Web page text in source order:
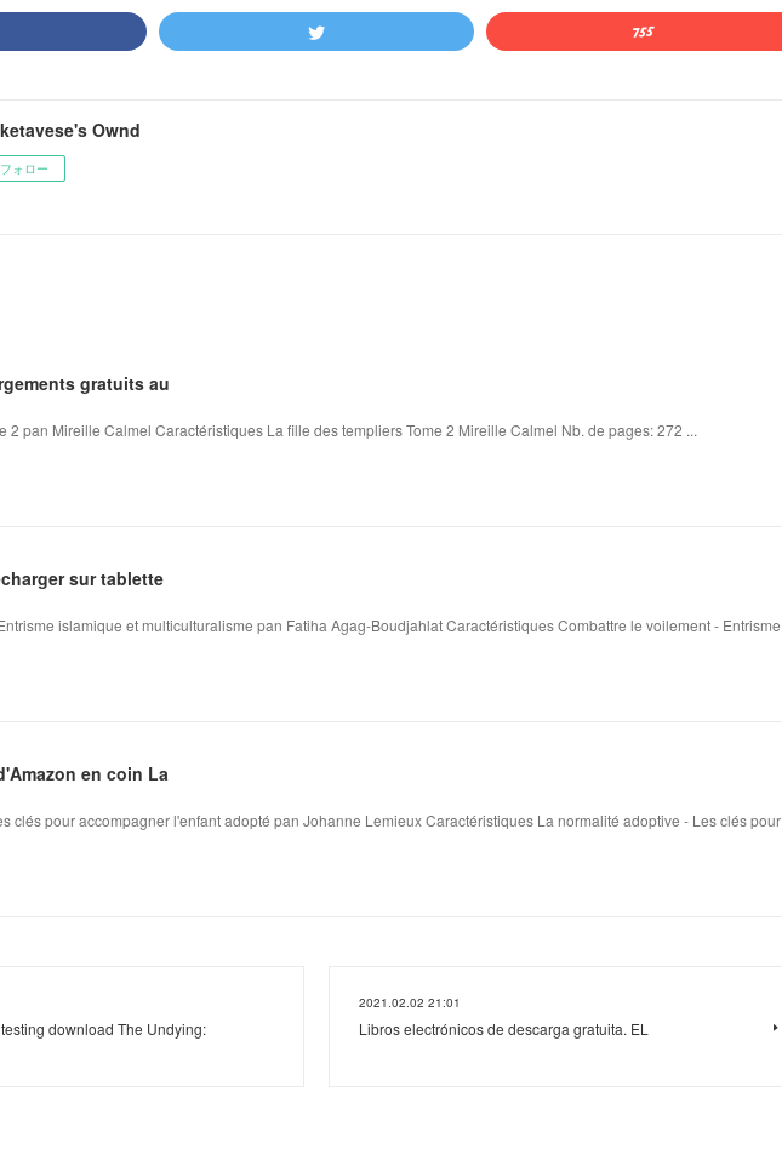
Ownd
フォロー
gratuits au
2 pan Mireille Calmel Caractéristiques La fille des templiers Tome 2 Mireille Calmel Nb. de pages: 272 ...
sur tablette
islamique et multiculturalisme pan Fatiha Agag-Boudjahlat Caractéristiques Combattre le voilement - Entrisme
en coin La
clés pour accompagner l'enfant adopté pan Johanne Lemieux Caractéristiques La normalité adoptive - Les clés pour
download The Undying:
2021.02.02 21:01
Libros electrónicos de descarga gratuita. EL